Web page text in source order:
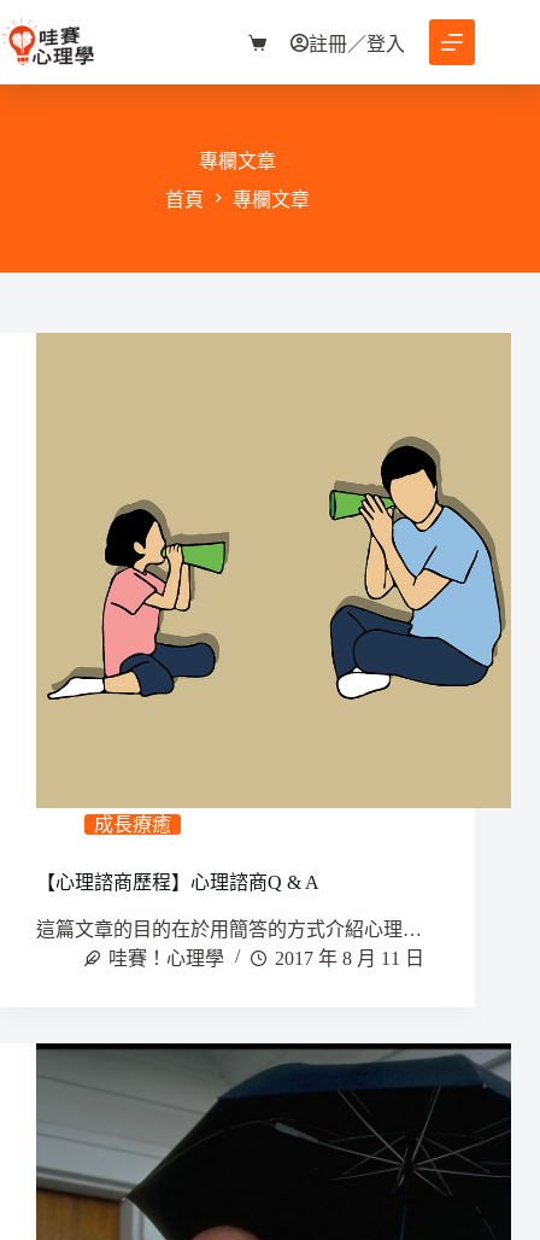
至
購
物
註冊／登入
專欄文章
首頁
專欄文章
成長療癒
【心理諮商歷程】心理諮商Q & A
這篇文章的目的在於用簡答的方式介紹心理…
哇賽！心理學
2017 年 8 月 11 日